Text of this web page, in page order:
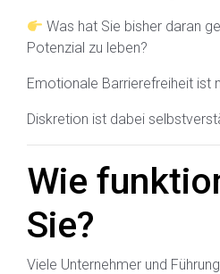
Was hat Sie bisher daran
Potenzial zu leben?
Emotionale Barrierefreiheit ist
Diskretion ist dabei
Wie
Sie?
Viele Unternehmer und